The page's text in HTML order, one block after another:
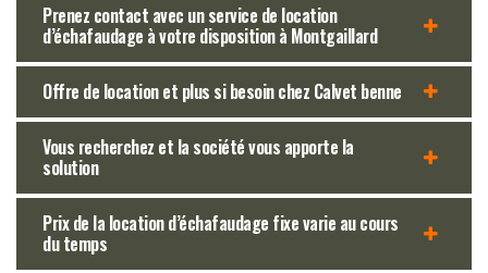
Prenez contact avec un service de location
d’échafaudage à votre disposition à Montgaillard
Offre de location et plus si besoin chez Calvet benne
Vous recherchez et la société vous apporte la
solution
Prix de la location d’échafaudage fixe varie au cours
du temps